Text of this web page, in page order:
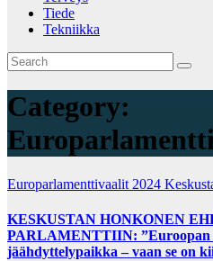
Tiede
Tekniikka
Category:
Europarlamenttivaalit 2024
KESKUSTAN HONKONEN
PARLAMENTTIIN: ”Euroopan
jäähdyttelypaikka – vaan se on